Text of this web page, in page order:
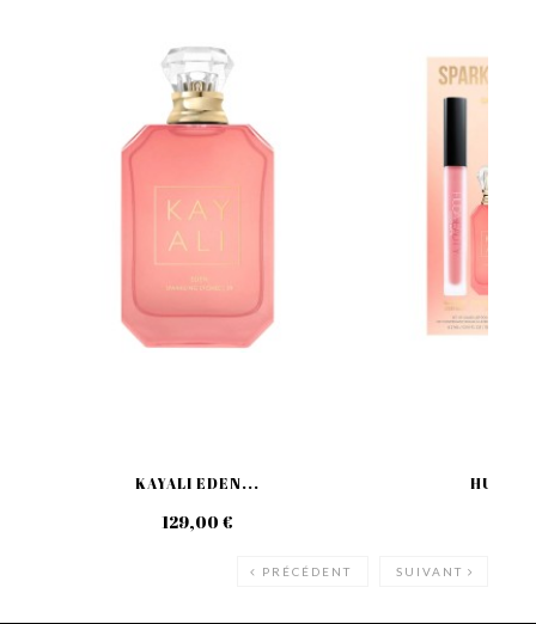
KAYALI EDEN...
129,00 €
HUDA
PRÉCÉDENT SUIVANT